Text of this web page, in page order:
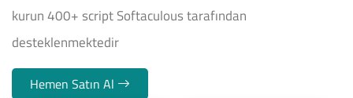
kurun 400+ script Softaculous tarafından
desteklenmektedir
Hemen Satın Al